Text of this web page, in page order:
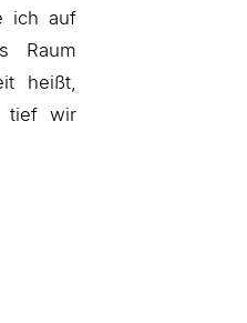
ich auf
Raum
heißt,
tief wir